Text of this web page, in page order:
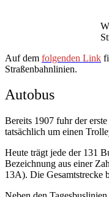
Auf dem folgenden Link
Straßenbahnlinien.
Autobus
Bereits 1907 fuhr der
tatsächlich um einen
Heute trägt jede der 131
Bezeichnung aus einer
13A). Die Gesamtstrecke